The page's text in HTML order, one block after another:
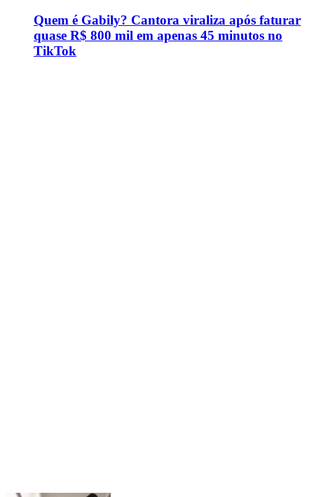
Quem é Gabily? Cantora viraliza após faturar
quase R$ 800 mil em apenas 45 minutos no
TikTok